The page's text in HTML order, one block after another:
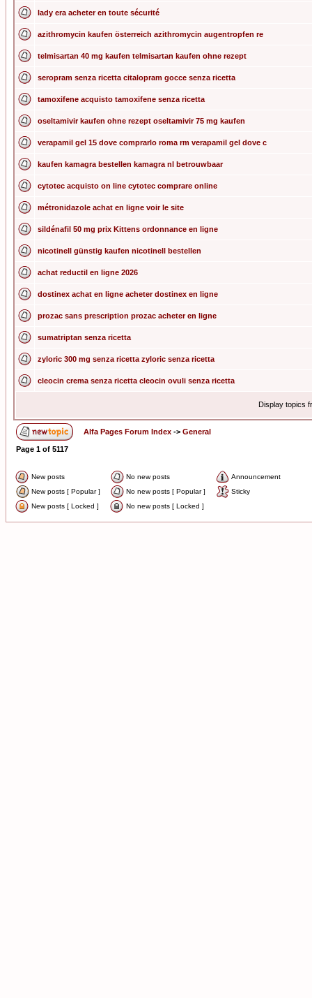
lady era acheter en toute sécurité
azithromycin kaufen österreich azithromycin augentropfen re
telmisartan 40 mg kaufen telmisartan kaufen ohne rezept
seropram senza ricetta citalopram gocce senza ricetta
tamoxifene acquisto tamoxifene senza ricetta
oseltamivir kaufen ohne rezept oseltamivir 75 mg kaufen
verapamil gel 15 dove comprarlo roma rm verapamil gel dove c
kaufen kamagra bestellen kamagra nl betrouwbaar
cytotec acquisto on line cytotec comprare online
métronidazole achat en ligne voir le site
sildénafil 50 mg prix Kittens ordonnance en ligne
nicotinell günstig kaufen nicotinell bestellen
achat reductil en ligne 2026
dostinex achat en ligne acheter dostinex en ligne
prozac sans prescription prozac acheter en ligne
sumatriptan senza ricetta
zyloric 300 mg senza ricetta zyloric senza ricetta
cleocin crema senza ricetta cleocin ovuli senza ricetta
Display topics
Alfa Pages Forum Index -> General
Page 1 of 5117
New posts No new posts
Announcement
New posts [ Popular ]
No new posts [ Popular ]
Sticky
New posts [ Locked ]
No new posts [ Locked ]